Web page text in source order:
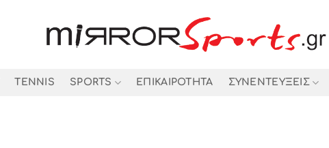
TENNIS SPORTS ΕΠΙΚΑΙΡΟΤΗΤΑ ΣΥΝΕΝΤΕΥΞΕΙΣ